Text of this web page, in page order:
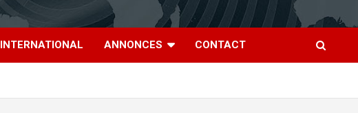
INTERNATIONAL ANNONCES CONTACT